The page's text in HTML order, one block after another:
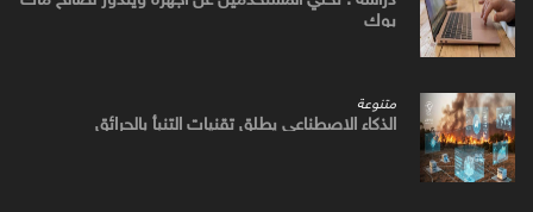
بوك
متنوعة
الذكاء الاصطناعي يطلق تقنيات التنبأ بالحرائق